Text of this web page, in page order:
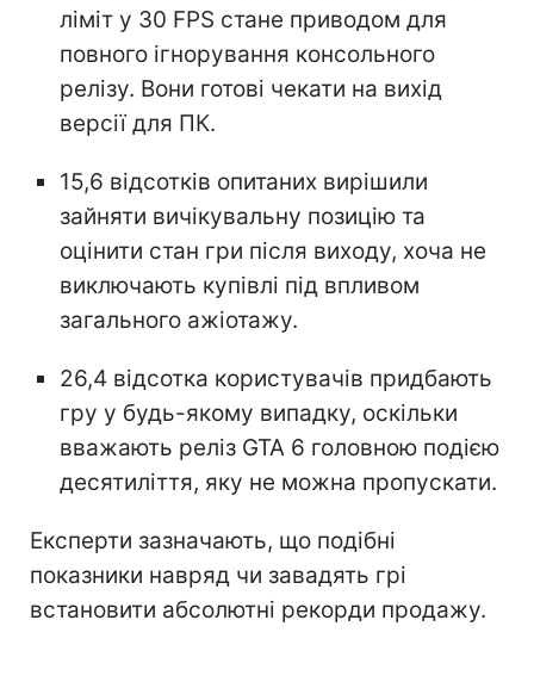
ліміт у 30 FPS стане приводом для
повного ігнорування консольного
релізу. Вони готові чекати на вихід
версії для ПК.
15,6 відсотків опитаних вирішили
зайняти вичікувальну позицію та
оцінити стан гри після виходу, хоча не
виключають купівлі під впливом
загального ажіотажу.
26,4 відсотка користувачів придбають
гру у будь-якому випадку, оскільки
вважають реліз GTA 6 головною подією
десятиліття, яку не можна пропускати.
Експерти зазначають, що подібні
показники навряд чи завадять грі
встановити абсолютні рекорди продажу.